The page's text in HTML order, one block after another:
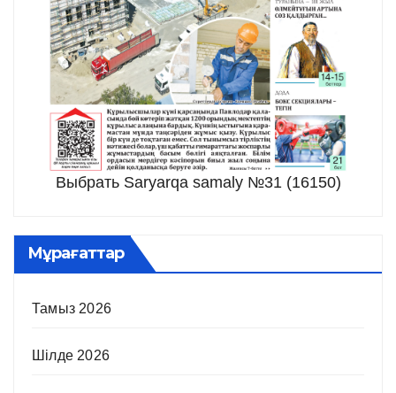
Выбрать Saryarqa samaly №31 (16150)
Мұрағаттар
Тамыз 2026
Шілде 2026